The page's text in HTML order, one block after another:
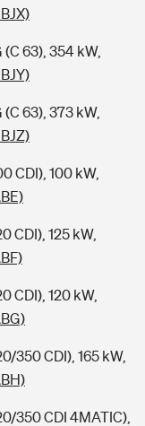
63), 354 kW,
63), 373 kW,
CDI), 100 kW,
CDI), 125 kW,
CDI), 120 kW,
350 CDI), 165 kW,
350 CDI 4MATIC),